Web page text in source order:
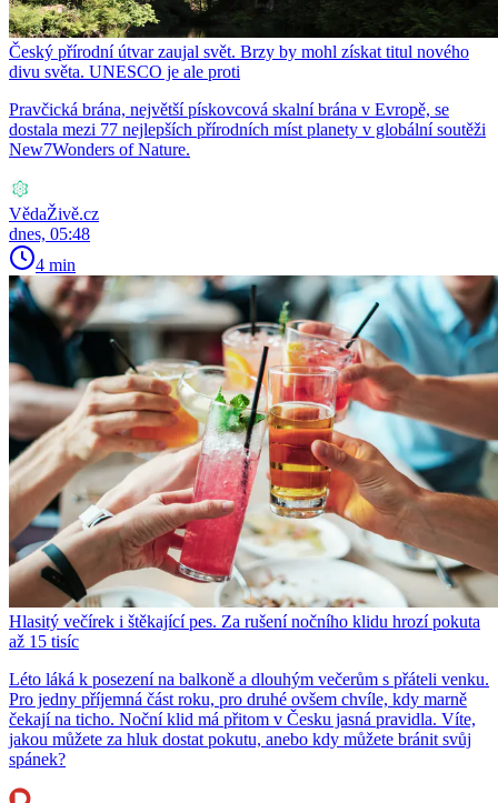
Český přírodní útvar zaujal svět. Brzy by mohl získat titul nového
divu světa. UNESCO je ale proti
Pravčická brána, největší pískovcová skalní brána v Evropě, se
dostala mezi 77 nejlepších přírodních míst planety v globální soutěži
New7Wonders of Nature.
VědaŽivě.cz
dnes, 05:48
4 min
Hlasitý večírek i štěkající pes. Za rušení nočního klidu hrozí pokuta
až 15 tisíc
Léto láká k posezení na balkoně a dlouhým večerům s přáteli venku.
Pro jedny příjemná část roku, pro druhé ovšem chvíle, kdy marně
čekají na ticho. Noční klid má přitom v Česku jasná pravidla. Víte,
jakou můžete za hluk dostat pokutu, anebo kdy můžete bránit svůj
spánek?